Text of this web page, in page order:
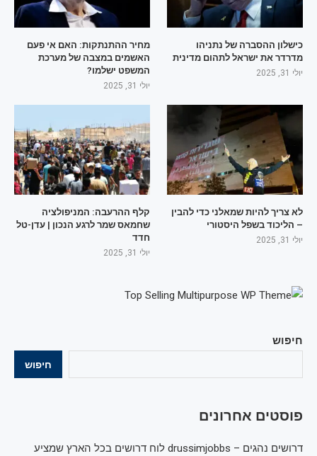
חיפוש
חיפוש
פוסטים אחרונים
דרושים נהגים – drussimjobbs לוח דרושים בכל הארץ שמציע
כישלון ההסברה של נתניהו
מדרדר את ישראל לתהום מדינית
יולי 31, 2025
מחיר ההתנתקות: האם אי פעם
האשמים במצבה של מערכת
המשפט ישלמו?
יולי 31, 2025
לא צריך להיות שמאלני כדי להבין
– הליכוד בשפל היסטורי
יולי 31, 2025
קלף ההרעבה: המניפולציה
שחמאס שמר לרגע הנכון | עדן-טל
חדד
יולי 31, 2025